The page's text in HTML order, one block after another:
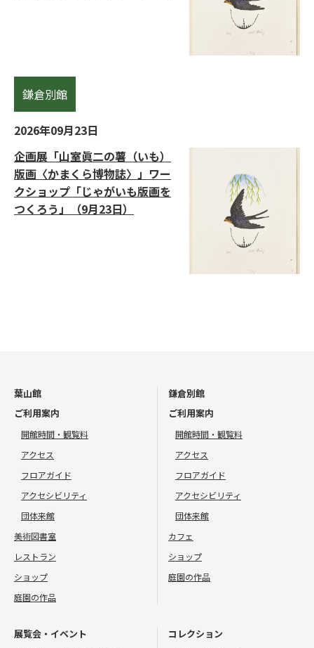
鎌倉別館
2026年09月23日
企画展「山室眞二の薯（いも）
版画〈かまくら博物誌〉」ワー
クショップ「じゃがいも版画を
つくろう」（9月23日）
葉山館
ご利用案内
開館時間・観覧料
アクセス
フロアガイド
アクセシビリティ
団体来館
美術図書室
レストラン
ショップ
庭園の作品
鎌倉別館
ご利用案内
開館時間・観覧料
アクセス
フロアガイド
アクセシビリティ
団体来館
カフェ
ショップ
庭園の作品
展覧会・イベント コレクション